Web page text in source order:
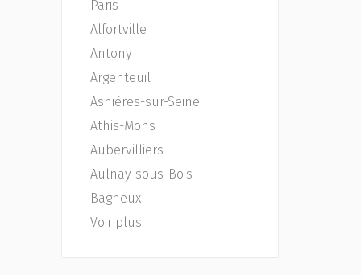
Paris
Alfortville
Antony
Argenteuil
Asnières-sur-Seine
Athis-Mons
Aubervilliers
Aulnay-sous-Bois
Bagneux
Voir plus